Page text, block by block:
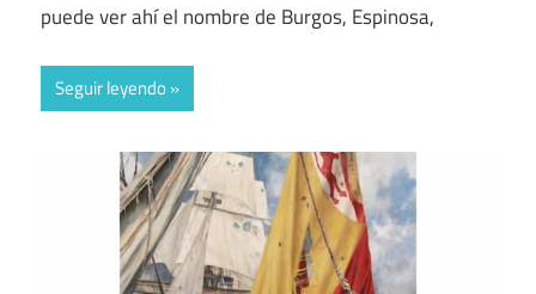
puede ver ahí el nombre de Burgos, Espinosa,
Seguir leyendo